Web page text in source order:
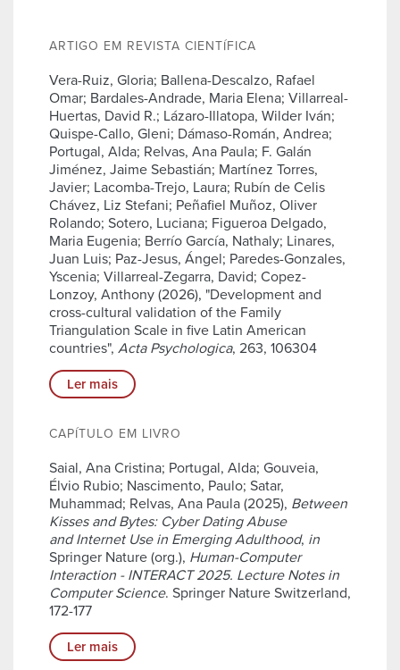
ARTIGO EM REVISTA CIENTÍFICA
Vera-Ruiz, Gloria; Ballena-Descalzo, Rafael
Omar; Bardales-Andrade, Maria Elena; Villarreal-
Huertas, David R.; Lázaro-Illatopa, Wilder Iván;
Quispe-Callo, Gleni; Dámaso-Román, Andrea;
Portugal, Alda; Relvas, Ana Paula; F. Galán
Jiménez, Jaime Sebastián; Martínez Torres,
Javier; Lacomba-Trejo, Laura; Rubín de Celis
Chávez, Liz Stefani; Peñafiel Muñoz, Oliver
Rolando; Sotero, Luciana; Figueroa Delgado,
Maria Eugenia; Berrío García, Nathaly; Linares,
Juan Luis; Paz-Jesus, Ángel; Paredes-Gonzales,
Yscenia; Villarreal-Zegarra, David; Copez-
Lonzoy, Anthony (2026), "Development and
cross-cultural validation of the Family
Triangulation Scale in five Latin American
countries", Acta Psychologica, 263, 106304
Ler mais
CAPÍTULO EM LIVRO
Saial, Ana Cristina; Portugal, Alda; Gouveia,
Élvio Rubio; Nascimento, Paulo; Satar,
Muhammad; Relvas, Ana Paula (2025), Between
Kisses and Bytes: Cyber Dating Abuse
and Internet Use in Emerging Adulthood, in
Springer Nature (org.), Human-Computer
Interaction - INTERACT 2025. Lecture Notes in
Computer Science. Springer Nature Switzerland,
172-177
Ler mais